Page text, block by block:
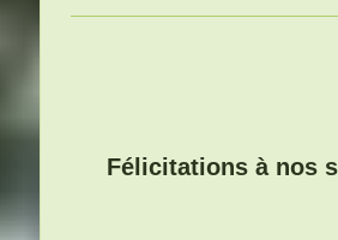
Félicitations à nos